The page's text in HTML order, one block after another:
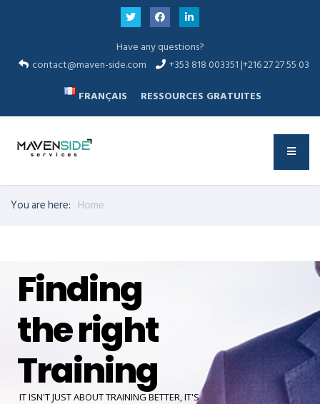
Have any questions?
contact@maven-side.com
+353 818 003351 |+216 27 27 55 03
FRANÇAIS
RESSOURCES GRATUITES
You are here: Home
Finding
the right
Training
IT ISN'T JUST ABOUT TRAINING BETTER, IT'S